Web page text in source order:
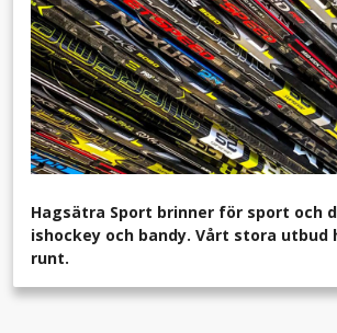
Hagsätra Sport brinner för sport och
ishockey och bandy. Vårt stora
runt.